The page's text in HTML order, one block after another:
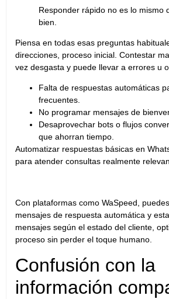
Responder rápido no es lo mismo
bien.
Piensa en todas esas preguntas
direcciones, proceso inicial. Contestar
vez desgasta y puede llevar a errores u
Falta de respuestas automáticas
frecuentes.
No programar mensajes de
Desaprovechar bots o flujos
que ahorran tiempo.
Automatizar respuestas básicas en
para atender consultas realmente
Con plataformas como WaSpeed,
mensajes de respuesta automática y
mensajes según el estado del cliente,
proceso sin perder el toque humano.
Confusión con la
información